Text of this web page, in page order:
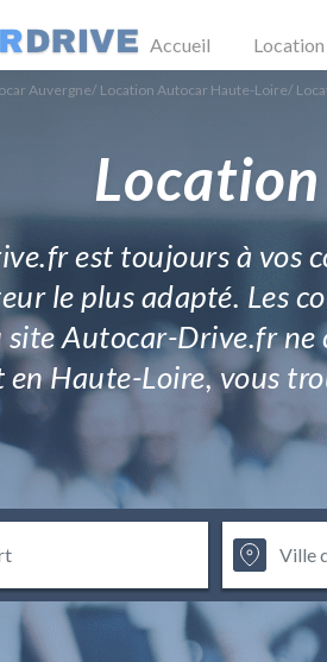
Accueil Location
Auvergne/ Location Autocar Haute-Loire/
est toujours à vos
le plus adapté. Les
Autocar-Drive.fr ne
en Haute-Loire, vous